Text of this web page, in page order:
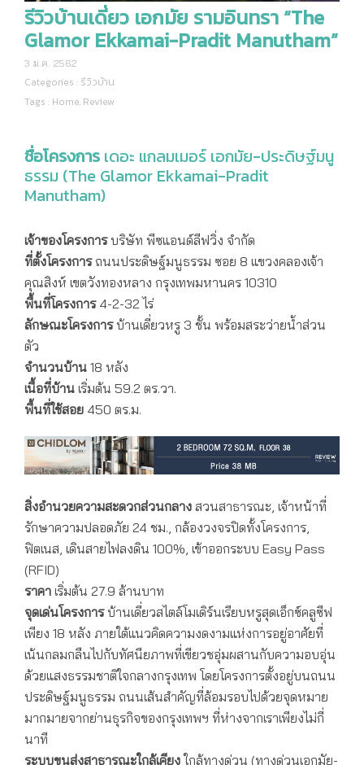
รีวิวบ้านเดี่ยว เอกมัย รามอินทรา “The
Glamor Ekkamai-Pradit Manutham”
3 ม.ค. 2562
Categories : รีวิวบ้าน
Tags : Home, Review
ชื่อโครงการ เดอะ แกลมเมอร์ เอกมัย-ประดิษฐ์มนู
ธรรม (The Glamor Ekkamai-Pradit
Manutham)
เจ้าของโครงการบริษัท พีซแอนด์ลีฟวิ่ง จำกัด
ที่ตั้งโครงการถนนประดิษฐ์มนูธรรม ซอย 8 แขวงคลองเจ้า
คุณสิงห์ เขตวังทองหลาง กรุงเทพมหานคร 10310
พื้นที่โครงการ4-2-32 ไร่
ลักษณะโครงการบ้านเดี่ยวหรู 3 ชั้น พร้อมสระว่ายน้ำส่วน
ตัว
จำนวนบ้าน 18 หลัง
เนื้อที่บ้าน เริ่มต้น 59.2 ตร.วา.
พื้นที่ใช้สอย 450 ตร.ม.
สิ่งอำนวยความสะดวกส่วนกลาง สวนสาธารณะ, เจ้าหน้าที่
รักษาความปลอดภัย 24 ชม., กล้องวงจรปิดทั้งโครงการ,
ฟิตเนส, เดินสายไฟลงดิน 100%, เข้าออกระบบ Easy Pass
(RFID)
ราคา เริ่มต้น 27.9 ล้านบาท
จุดเด่นโครงการบ้านเดี่ยวสไตล์โมเดิร์นเรียบหรูสุดเอ็กซ์คลูซีฟ
เพียง 18 หลัง ภายใต้แนวคิดความงดงามแห่งการอยู่อาศัยที่
เน้นกลมกลืนไปกับทัศนียภาพที่เขียวชอุ่มผสานกับความอบอุ่น
ด้วยแสงธรรมชาติใจกลางกรุงเทพ โดยโครงการตั้งอยู่บนถนน
ประดิษฐ์มนูธรรม ถนนเส้นสำคัญที่ล้อมรอบไปด้วยจุดหมาย
มากมายจากย่านธุรกิจของกรุงเทพฯ ที่ห่างจากเราเพียงไม่กี่
นาที
ระบบขนส่งสาธารณะใกล้เคียงใกล้ทางด่วน (ทางด่วนเอกมัย-